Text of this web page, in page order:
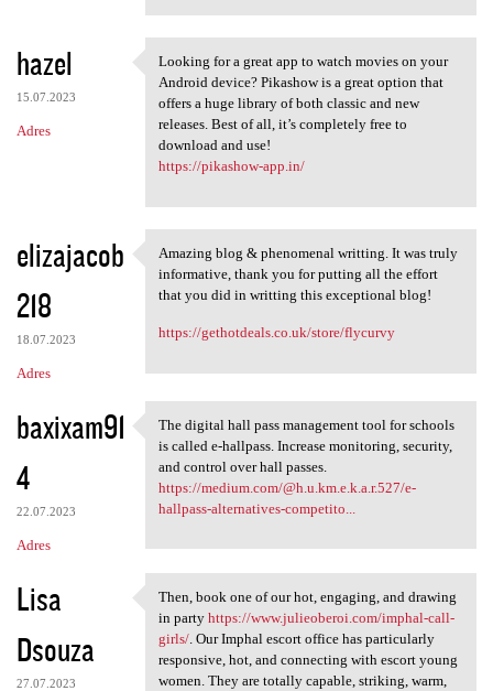
hazel
15.07.2023
Adres
Looking for a great app to
Looking for a great app to watch movies on your
Android device? Pikashow is a great option that
offers a huge library of both classic and new
releases. Best of all, it’s completely free to
download and use!
https://pikashow-app.in/
elizajacob
218
18.07.2023
Adres
Amazing blog & phenomenal
Amazing blog & phenomenal writting. It was truly
informative, thank you for putting all the effort
that you did in writting this exceptional blog!
https://gethotdeals.co.uk/store/flycurvy
baxixam91
4
22.07.2023
Adres
The digital hall pass
The digital hall pass management tool for schools
is called e-hallpass. Increase monitoring, security,
and control over hall passes.
https://medium.com/@h.u.km.e.k.a.r.527/e-
hallpass-alternatives-competito...
Lisa
Dsouza
27.07.2023
Then, book one of our hot,
Then, book one of our hot, engaging, and drawing
in party https://www.julieoberoi.com/imphal-call-
girls/. Our Imphal escort office has particularly
responsive, hot, and connecting with escort young
women. They are totally capable, striking, warm,